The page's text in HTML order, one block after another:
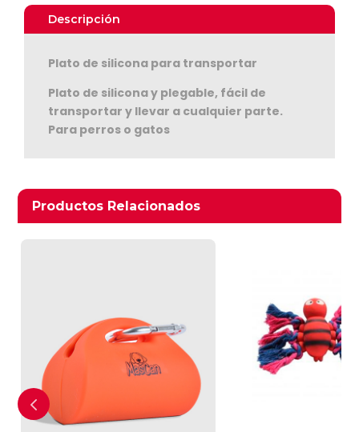
Seguir Comprando
cantidad
Descripción
Plato de silicona para transportar
Plato de silicona y plegable, fácil de
transportar y llevar a cualquier parte.
Para perros o gatos
Productos Relacionados
Productos relacionados